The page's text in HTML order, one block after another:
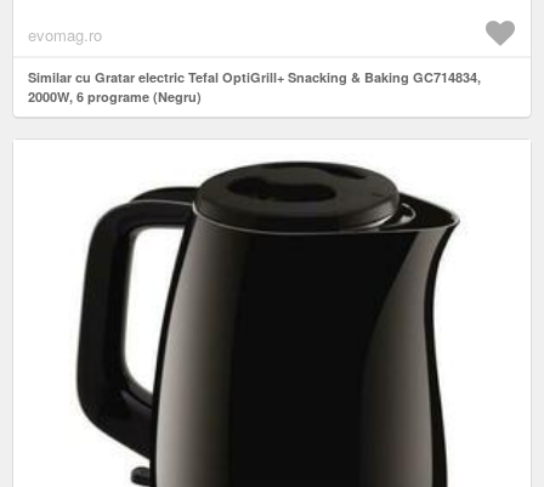
evomag.ro
Similar cu Gratar electric Tefal OptiGrill+ Snacking & Baking GC714834,
2000W, 6 programe (Negru)